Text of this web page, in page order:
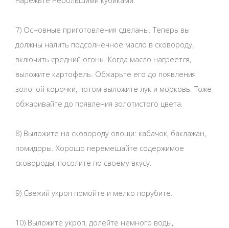
7) Основные приготовления сделаны. Теперь вы
должны налить подсолнечное масло в сковороду,
включить средний огонь. Когда масло нагреется,
выложите картофель. Обжарьте его до появления
золотой корочки, потом выложите лук и морковь. Тоже
обжаривайте до появления золотистого цвета.
8) Выложите на сковороду овощи: кабачок, баклажан,
помидоры. Хорошо перемешайте содержимое
сковороды, посолите по своему вкусу.
9) Свежий укроп помойте и мелко порубите.
10) Выложите укроп, долейте немного воды,